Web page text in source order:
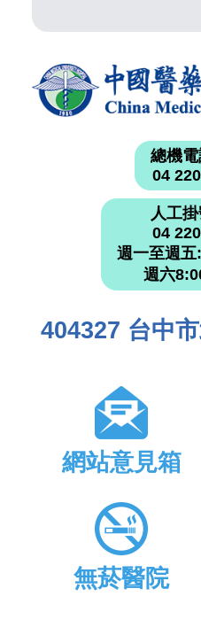
總機
04
人工
04
週一至週
週六
404327 台中
網站意見箱
無菸醫院